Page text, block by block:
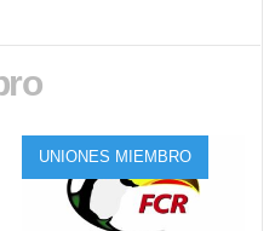
UNIONES MIEMBRO